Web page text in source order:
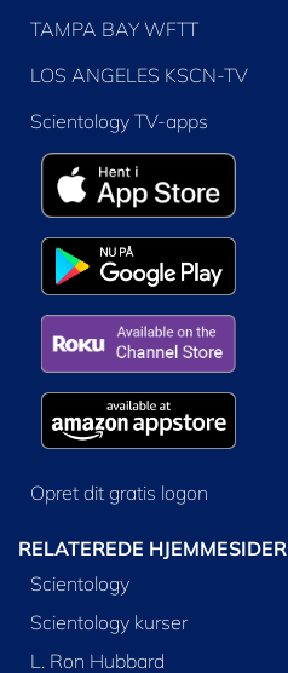
TAMPA BAY WFTT
LOS ANGELES KSCN-TV
Scientology TV-apps
Opret dit gratis logon
RELATEREDE HJEMMESIDER
Scientology
Scientology kurser
L. Ron Hubbard